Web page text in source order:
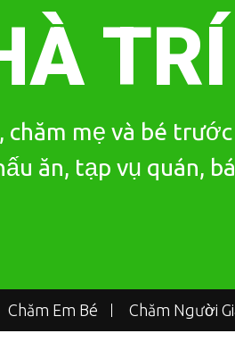
mẹ và bé
ăn, tạp vụ quán,
Chăm Em Bé Chăm Người